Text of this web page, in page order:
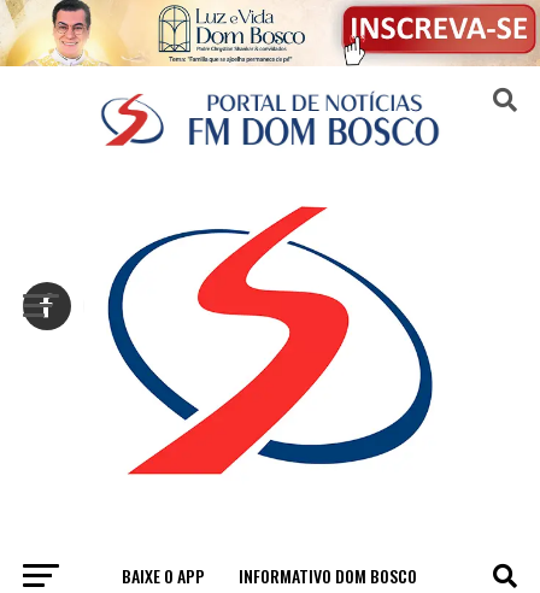
BAIXE O APP INFORMATIVO DOM BOSCO
ECONOMIA
Sair da versão mobile